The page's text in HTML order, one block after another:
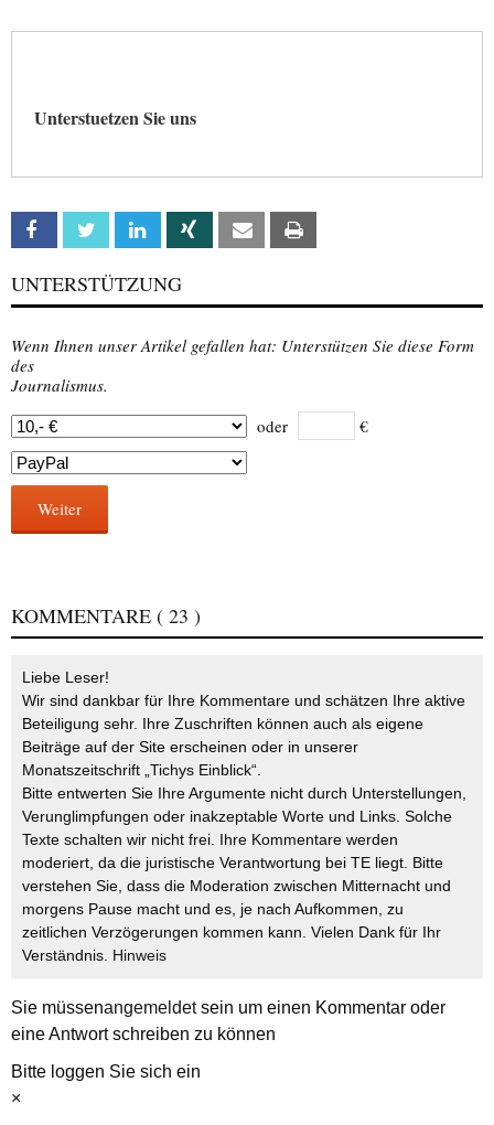
Unterstuetzen Sie uns
Facebook Twitter Linkedin Xing Email
UNTERSTÜTZUNG
Wenn Ihnen unser Artikel gefallen hat: Unterstützen Sie diese Form
des
Journalismus.
oder
€
Weiter
KOMMENTARE ( 23 )
Liebe Leser!
Wir sind dankbar für Ihre Kommentare und schätzen Ihre aktive
Beteiligung sehr. Ihre Zuschriften können auch als eigene
Beiträge auf der Site erscheinen oder in unserer
Monatszeitschrift „Tichys Einblick“.
Bitte entwerten Sie Ihre Argumente nicht durch Unterstellungen,
Verunglimpfungen oder inakzeptable Worte und Links. Solche
Texte schalten wir nicht frei. Ihre Kommentare werden
moderiert, da die juristische Verantwortung bei TE liegt. Bitte
verstehen Sie, dass die Moderation zwischen Mitternacht und
morgens Pause macht und es, je nach Aufkommen, zu
zeitlichen Verzögerungen kommen kann. Vielen Dank für Ihr
Verständnis. Hinweis
Sie müssenangemeldetsein um einen Kommentar oder
eine Antwort schreiben zu können
Bitte loggen Sie sich ein
×